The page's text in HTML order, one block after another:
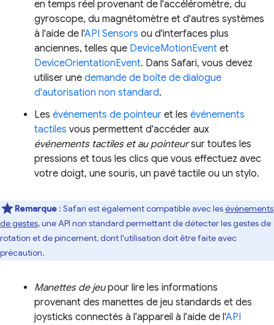
en temps réel provenant de l'accéléromètre, du
gyroscope, du magnétomètre et d'autres systèmes
à l'aide de l'API Sensors ou d'interfaces plus
anciennes, telles que DeviceMotionEvent et
DeviceOrientationEvent. Dans Safari, vous devez
utiliser une demande de boîte de dialogue
d'autorisation non standard.
Les événements de pointeur et les événements
tactiles vous permettent d'accéder aux
événements tactiles et au pointeursur toutes les
pressions et tous les clics que vous effectuez avec
votre doigt, une souris, un pavé tactile ou un stylo.
Remarque : Safari est également compatible avec lesévénements
de gestes, une API non standard permettant de détecter les gestes de
rotation et de pincement, dont l'utilisation doit être faite avec
précaution.
Manettes de jeupour lire les informations
provenant des manettes de jeu standards et des
joysticks connectés à l'appareil à l'aide de l'API